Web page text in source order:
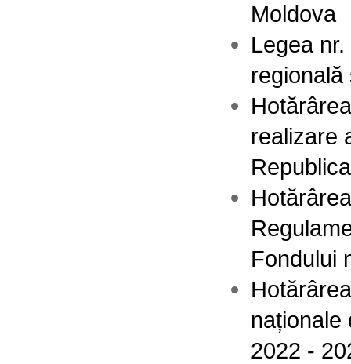
Moldova
Legea
regională
realizare
Fondului
naționale
2022 -